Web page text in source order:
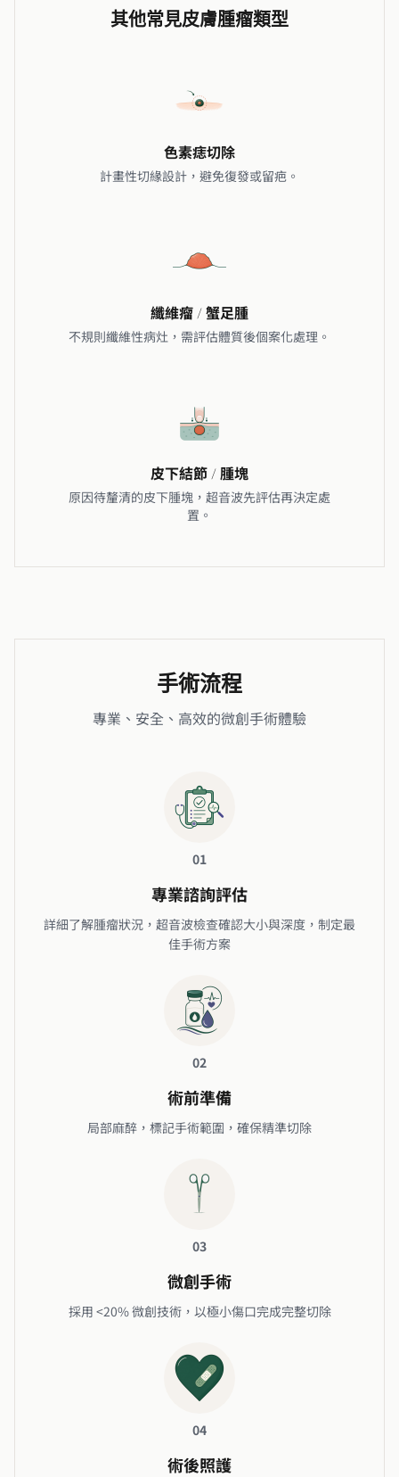
其他常見皮膚腫瘤類型
色素痣切除
計畫性切緣設計，避免復發或留疤。
纖維瘤 / 蟹足腫
不規則纖維性病灶，需評估體質後個案化處理。
皮下結節 / 腫塊
原因待釐清的皮下腫塊，超音波先評估再決定處
置。
手術流程
專業、安全、高效的微創手術體驗
01
專業諮詢評估
詳細了解腫瘤狀況，超音波檢查確認大小與深度，制定最
佳手術方案
02
術前準備
局部麻醉，標記手術範圍，確保精準切除
03
微創手術
採用 <20% 微創技術，以極小傷口完成完整切除
04
術後照護